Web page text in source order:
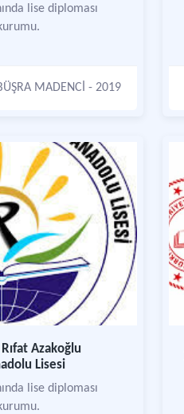
lise diploması
MADENCİ - 2019
Azakoğlu
Lisesi
lise diploması